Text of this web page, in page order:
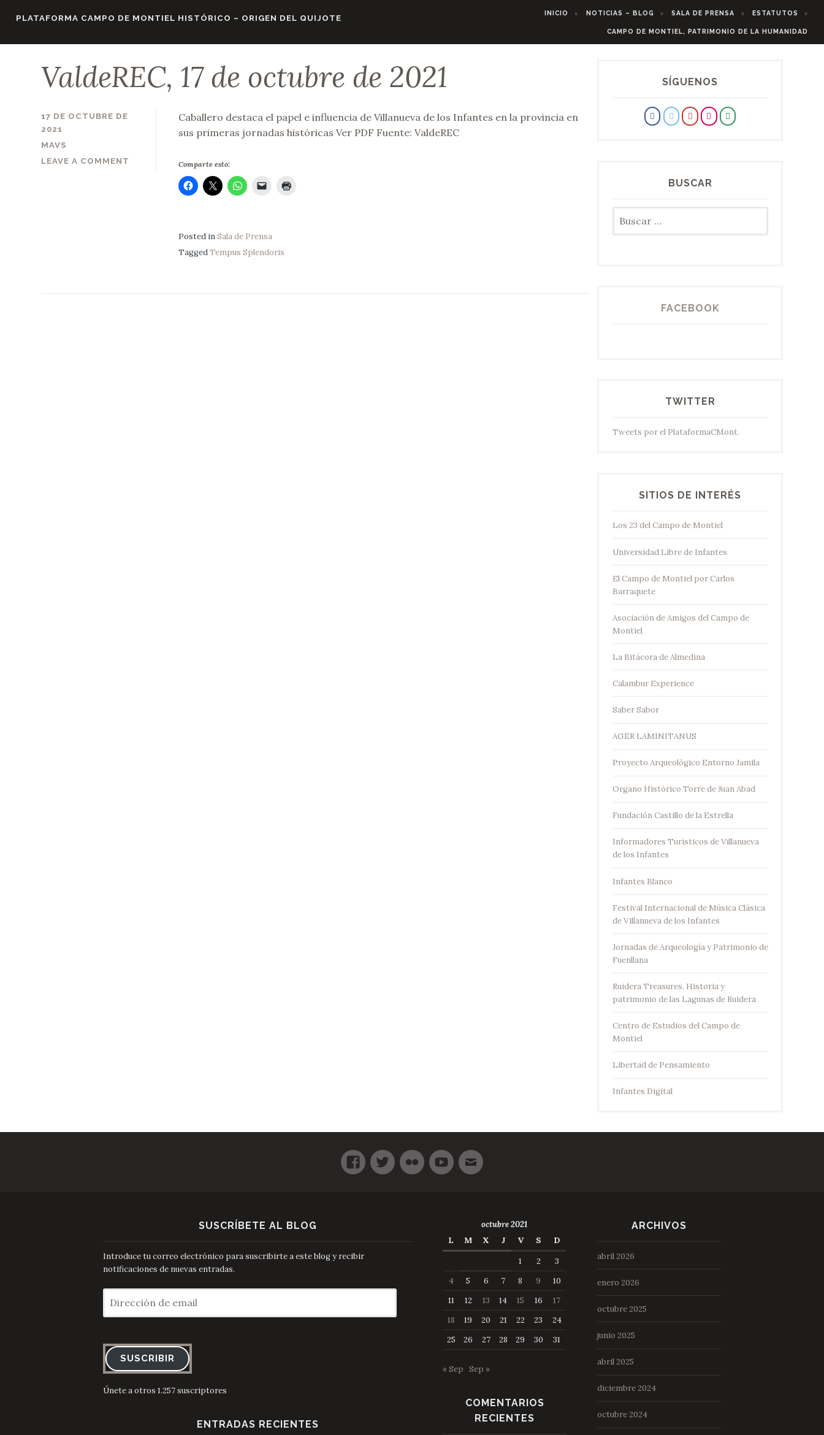
PLATAFORMA CAMPO DE MONTIEL HISTÓRICO – ORIGEN DEL QUIJOTE
INICIO NOTICIAS – BLOG SALA DE PRENSA ESTATUTOS
CAMPO DE MONTIEL, PATRIMONIO DE LA HUMANIDAD
ValdeREC, 17 de octubre de 2021
17 DE OCTUBRE DE
2021
MAVS
LEAVE A COMMENT
Caballero destaca el papel e influencia de Villanueva de los Infantes en la provincia en
sus primeras jornadas históricas Ver PDF Fuente: ValdeREC
Comparte esto:
Posted inSala de Prensa
TaggedTempus Splendoris
SÍGUENOS
BUSCAR
FACEBOOK
TWITTER
Tweets por el PlataformaCMont.
SITIOS DE INTERÉS
Los 23 del Campo de Montiel
Universidad Libre de Infantes
El Campo de Montiel por Carlos
Barraquete
Asociación de Amigos del Campo de
Montiel
La Bitácora de Almedina
Calambur Experience
Saber Sabor
AGER LAMINITANUS
Proyecto Arqueológico Entorno Jamila
Organo Histórico Torre de Juan Abad
Fundación Castillo de la Estrella
Informadores Turísticos de Villanueva
de los Infantes
Infantes Blanco
Festival Internacional de Música Clásica
de Villanueva de los Infantes
Jornadas de Arqueología y Patrimonio de
Fuenllana
Ruidera Treasures. Historia y
patrimonio de las Lagunas de Ruidera
Centro de Estudios del Campo de
Montiel
Libertad de Pensamiento
Infantes Digital
SUSCRÍBETE AL BLOG
Introduce tu correo electrónico para suscribirte a este blog y recibir
notificaciones de nuevas entradas.
de
email
SUSCRIBIR
Únete a otros 1.257 suscriptores
ENTRADAS RECIENTES
octubre 2021
L
M X J V S
D
1
2
3
4
5 6 7 8 9
10
11
12 13 14 15 16
17
18
19 20 21 22 23
24
25
26 27 28 29 30 31
« Sep Sep »
COMENTARIOS
RECIENTES
ARCHIVOS
abril 2026
enero 2026
octubre 2025
junio 2025
abril 2025
diciembre 2024
octubre 2024